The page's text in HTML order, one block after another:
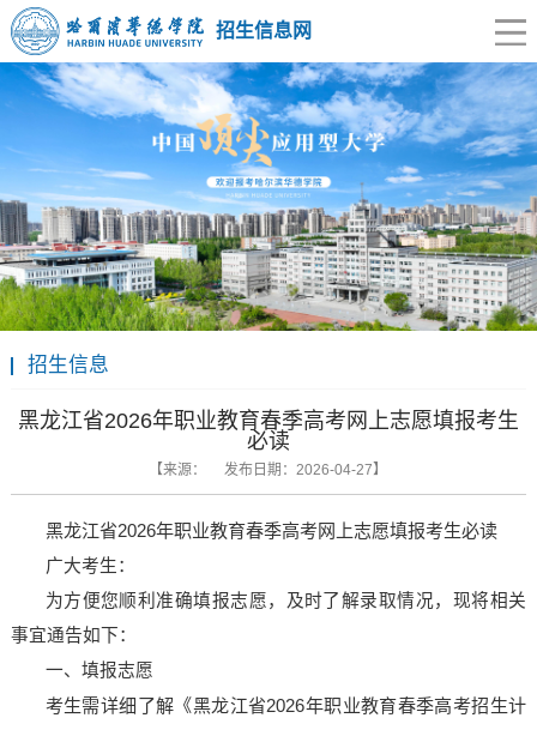
招生信息网
招生信息
黑龙江省2026年职业教育春季高考网上志愿填报考生
必读
【来源： 发布日期：2026-04-27】
黑龙江省2026年职业教育春季高考网上志愿填报考生必读
广大考生：
为方便您顺利准确填报志愿，及时了解录取情况，现将相关
事宜通告如下：
一、填报志愿
考生需详细了解《黑龙江省2026年职业教育春季高考招生计